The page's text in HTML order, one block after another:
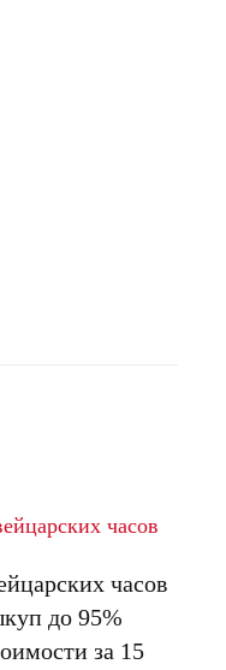
часов
до 95%
за 15